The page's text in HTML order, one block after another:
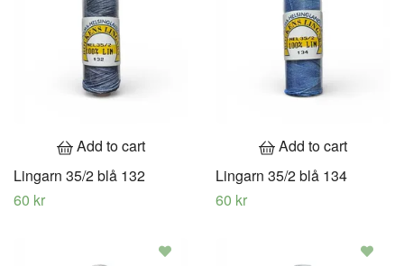
Add to cart
Lingarn 35/2 blå 132
60 kr
Add to cart
Lingarn 35/2 blå 134
60 kr